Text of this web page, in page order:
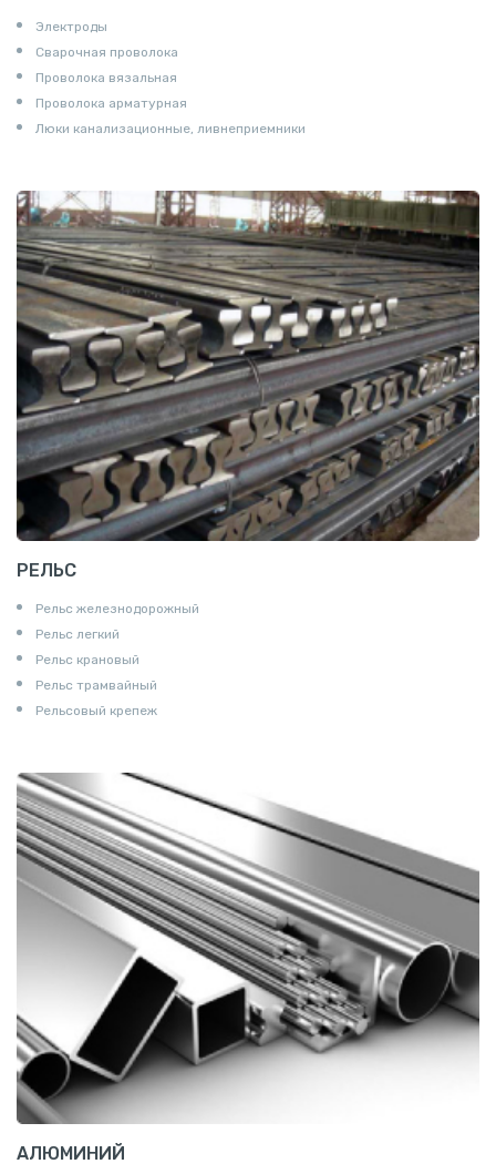
Электроды
Сварочная проволока
Проволока вязальная
Проволока арматурная
Люки канализационные, ливнеприемники
РЕЛЬС
Рельс железнодорожный
Рельс легкий
Рельс крановый
Рельс трамвайный
Рельсовый крепеж
АЛЮМИНИЙ